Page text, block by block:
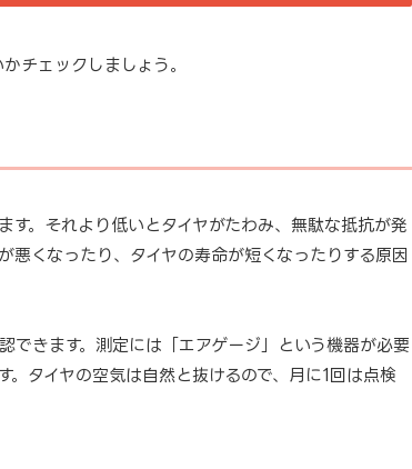
チェックしましょう。
す。それより低いとタイヤがたわみ、無駄な抵抗が発
悪くなったり、タイヤの寿命が短くなったりする原因
できます。測定には「エアゲージ」という機器が必要
。タイヤの空気は自然と抜けるので、月に1回は点検